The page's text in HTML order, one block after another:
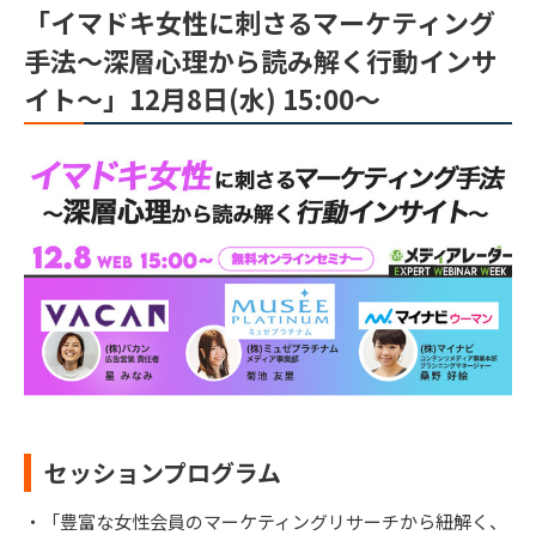
「イマドキ女性に刺さるマーケティング
手法～深層心理から読み解く行動インサ
イト～」12月8日(水) 15:00～
セッションプログラム
・「豊富な女性会員のマーケティングリサーチから紐解く、